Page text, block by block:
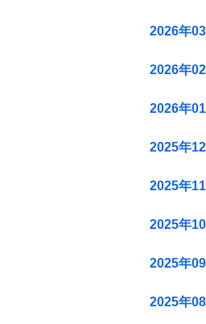
2026年
2026年
2026年
2025年
2025年
2025年
2025年
2025年